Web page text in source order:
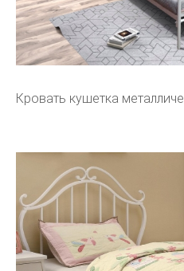
Кровать кушетка